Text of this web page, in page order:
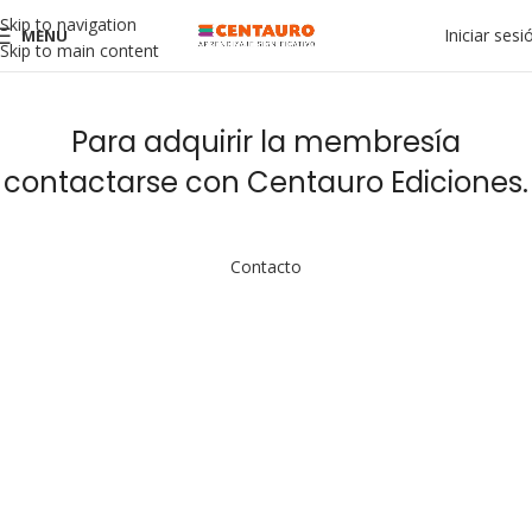
Skip to navigation
Skip to main content
MENU Iniciar
Para adquirir la membresía
contactarse con Centauro Ediciones.
Contacto